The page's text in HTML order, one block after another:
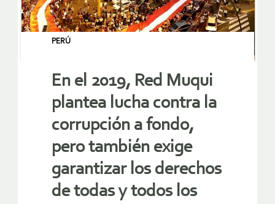
PERÚ
En el 2019, Red Muqui
plantea lucha contra la
corrupción a fondo,
pero también exige
garantizar los derechos
de todas y todos los